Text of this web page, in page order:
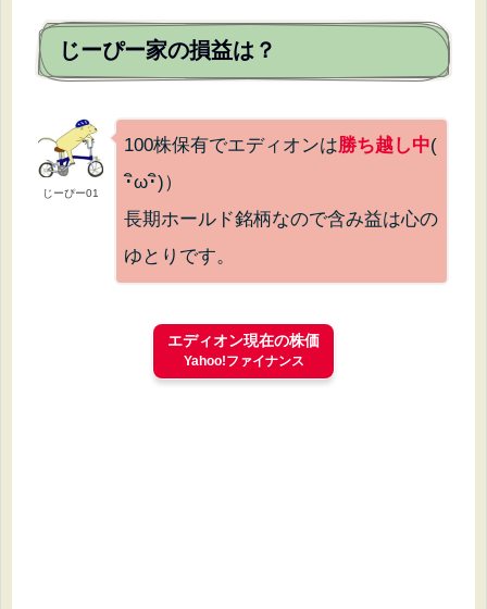
じーぴー家の損益は？
じーぴー01
100株保有でエディオンは勝ち越し中(
･ิω･ิ)）
長期ホールド銘柄なので含み益は心の
ゆとりです。
エディオン現在の株価
Yahoo!ファイナンス